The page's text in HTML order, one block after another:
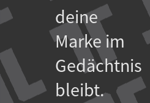
deine
Marke im
Gedächtnis
bleibt.